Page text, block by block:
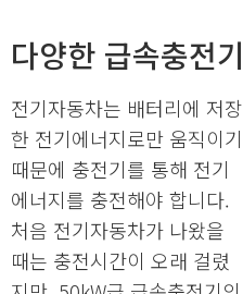
다양한 급속충전기
전기자동차는 배터리에 저장
한 전기에너지로만 움직이기
때문에 충전기를 통해 전기
에너지를 충전해야 합니다.
처음 전기자동차가 나왔을
때는 충전시간이 오래 걸렸